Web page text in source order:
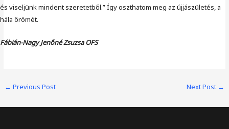
és viseljünk mindent szeretetből.” Így oszthatom meg az újjászületés, a
hála örömét.
Fábián-Nagy Jenőné Zsuzsa OFS
Post
← Previous Post Next Post →